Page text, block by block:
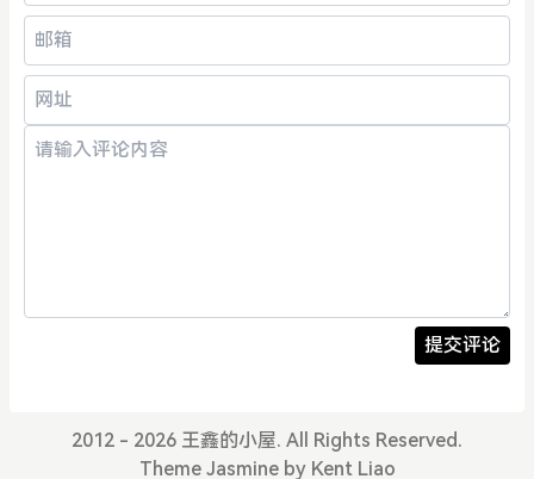
提交评论
2012 - 2026 王鑫的小屋. All Rights Reserved.
Theme Jasmineby Kent Liao